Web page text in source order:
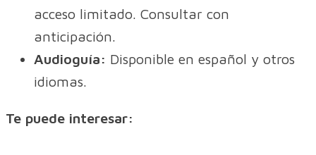
acceso limitado. Consultar con
anticipación.
Audioguía: Disponible en español y otros
idiomas.
Te puede interesar: